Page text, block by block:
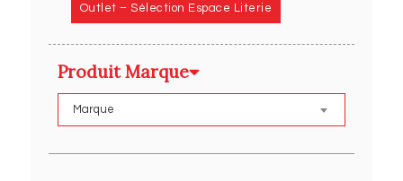
Outlet – Sélection Espace Literie
Produit Marque